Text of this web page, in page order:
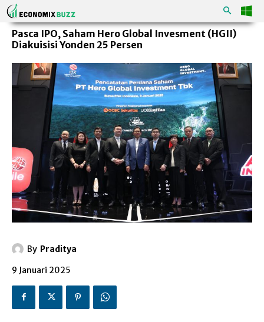
Pasca IPO, Saham Hero Global Invesment (HGII)
Diakuisisi Yonden 25 Persen
By Praditya
9 Januari 2025